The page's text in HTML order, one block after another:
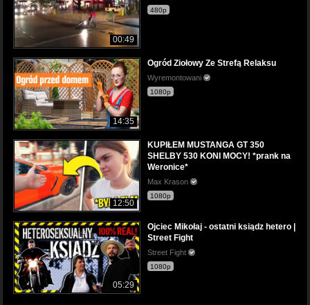
00:49
480p
14:35
Ogród Ziołowy Ze Strefą Relaksu
Wyremontowani
1080p
12:50
KUPIŁEM MUSTANGA GT 350
SHELBY 530 KONI MOCY! *prank na
Weronice*
Max Krason
1080p
05:29
Ojciec Mikołaj - ostatni ksiądz hetero |
Street Fight
Street Fight
1080p